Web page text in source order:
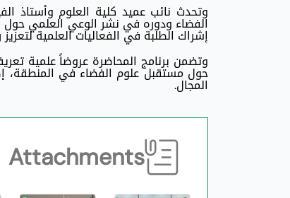
وتحدث نائب عميد كلية العلوم وأستاذ
الفضاء ودوره في نشر الوعي العلمي حول
إشراك الطلبة في الفعاليات العلمية
وتضمن برنامج المحاضرة عروضاً علمية
حول مستقبل علوم الفضاء في
المجال.
Attachments